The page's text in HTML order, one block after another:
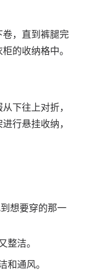
，直到裤腿完
的收纳格中。
下往上对折，
行悬挂收纳，
想要穿的那一
洁。
通风。